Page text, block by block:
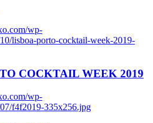
wp-
lisboa-porto-cocktail-week-2019-
COCKTAIL WEEK 2019
wp-
f4f2019-335x256.jpg